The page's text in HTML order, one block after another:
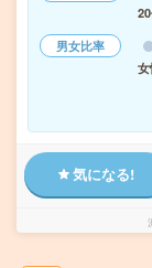
男女比率
気になる!